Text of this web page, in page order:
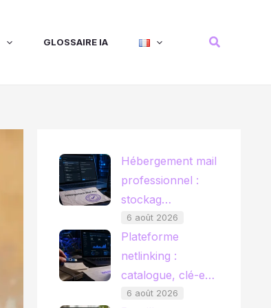
GLOSSAIRE IA
Hébergement mail
professionnel :
stockag…
6 août 2026
Plateforme
netlinking :
catalogue, clé-e…
6 août 2026